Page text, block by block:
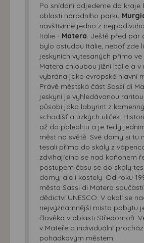
Po snídani odjedeme do kraje
oblasti národního parku
navštívíme jedno z
Itálie - Matera . Ještě před pár
bylo ostudou Itálie, neboť zde
jeskyních vytesaných přímo ve
Matera chloubou jižní Itálie a v
vybrána jako evropské hlavní
Právě městská část Sassi di
jeskyní je vyhledávanou
působí jako labyrint z
schodišť a úzkých uliček.
až do paleolitu a je tedy
měst na světě. Své domy si tu
tesali přímo do skály z
zdvihajícího se nad kaňonem
postupem času se do skály
domy, ale i kostely. Od roku
města Sassi di Matera
dědictví UNESCO. V okolí se
nejvýznamnější místa pobytu
člověka v oblasti Středomoří.
v Mateře a individuální
pohádkovým městem.